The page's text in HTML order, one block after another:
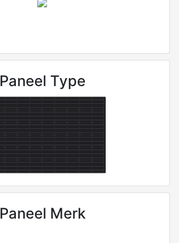
Paneel Type
Paneel Merk